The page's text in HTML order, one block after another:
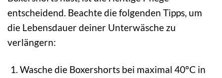
entscheidend. Beachte die folgenden Tipps, um
die Lebensdauer deiner Unterwäsche zu
verlängern:
Wasche die Boxershorts bei maximal 40°C in